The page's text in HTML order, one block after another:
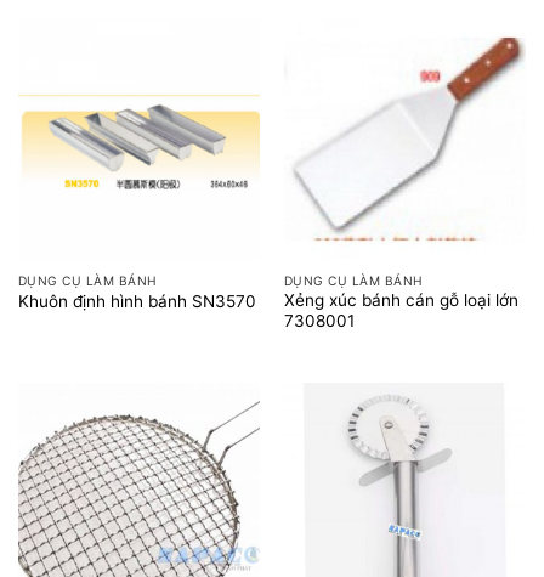
DỤNG CỤ LÀM BÁNH
Khuôn định hình bánh SN3570
DỤNG CỤ LÀM BÁNH
Xẻng xúc bánh cán gỗ loại lớn
7308001